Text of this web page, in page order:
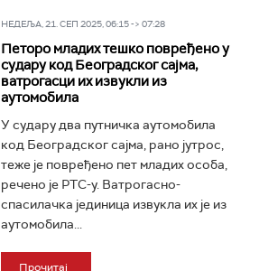
НЕДЕЉА, 21. СЕП 2025, 06:15 -> 07:28
Петоро младих тешко повређено у
судару код Београдског сајма,
ватрогасци их извукли из
аутомобила
У судару два путничка аутомобила
код Београдског сајма, рано јутрос,
теже је повређено пет младих особа,
речено је РТС-у. Ватрогасно-
спасилачка јединица извукла их је из
аутомобила...
Прочитај